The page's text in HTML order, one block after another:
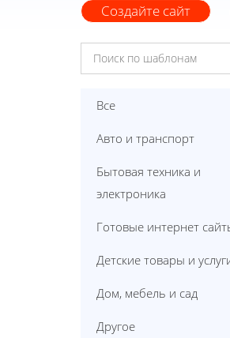
Создайте сайт
Все
Авто и транспорт
Бытовая техника и
электроника
Готовые интернет
Детские товары и
Дом, мебель и сад
Другое